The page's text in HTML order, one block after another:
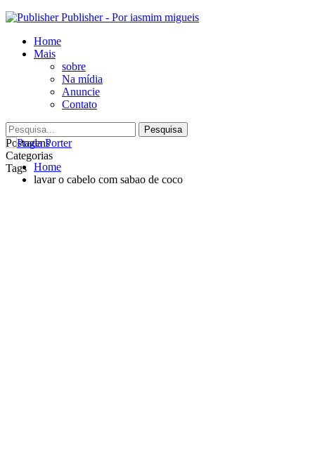
Publisher - Por iasmim migueis
Home
Mais
sobre
Na mídia
Anuncie
Contato
Postagens
Categorias
Tags Home
lavar o cabelo com sabao de coco